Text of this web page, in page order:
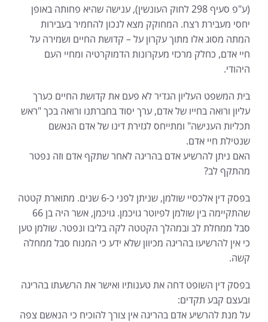
(ע"פ סעיף 298 לחוק העונשין), ענישה שהיא פחותה באופן
יחסי מעבירת רצח. המחוקק מצא לנכון להחמיר בעבירות
המתה מסוג אלו מתוך עקרון על – קדושת החיים ושמירה על
חיי אדם, כחלק מרכזי מעקרונות הדמוקרטיה ומחיי העם
היהודי.
בית המשפט העליון הגדיר לא פעם את קדושת החיים כערך
עליון ורואה בחייו של אדם, ערך יסוד בחברתנו ורואה בכך "ראש
תכליות הענישה" ומתייחס לגזירת דינו של אדם הנאשם
שנטילת חיי אדם.
האם ניתן להרשיע אדם בהריגה לאחר שתקף אדם וזה נפטר
מהתקף לב?
בפסק דין אלכסיי שולמן, שניתן לפני כ-6 שנים. מתוארת קטטה
שהתקיימה בין שולמן לפיוטר גויכמן. גויכמן, אשר היה בן 66
סבל ממחלת לב ובמהלך הקטטה לקה בליבו ונפטר. שולמן טען
כי אין להרשיעו בהריגה מכיוון שלא ידע כי המנוח סבל ממחלה
קשה.
בפסק דין השופט דחה את טענותיו ואישר את הרשעתו בהריגה
ובעצם קבע תקדים:
על מנת להרשיע אדם בהריגה אין צורך להוכיח כי הנאשם צפה